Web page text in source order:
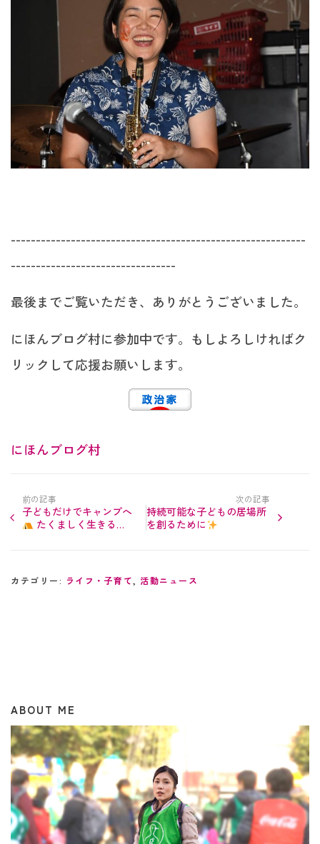
-----------------------------------------------------------
---------------------------------
最後までご覧いただき、ありがとうございました。
にほんブログ村に参加中です。もしよろしければク
リックして応援お願いします。
にほんブログ村
前の記事
子どもだけでキャンプへ
次の記事
持続可能な子どもの居場所
を創るために
カテゴリー: ライフ・子育て, 活動ニュース
ABOUT ME